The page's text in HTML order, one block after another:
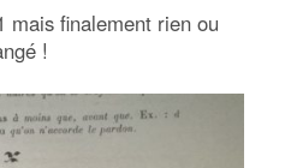
mais finalement rien ou
!